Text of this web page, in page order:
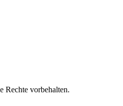
Rechte vorbehalten.